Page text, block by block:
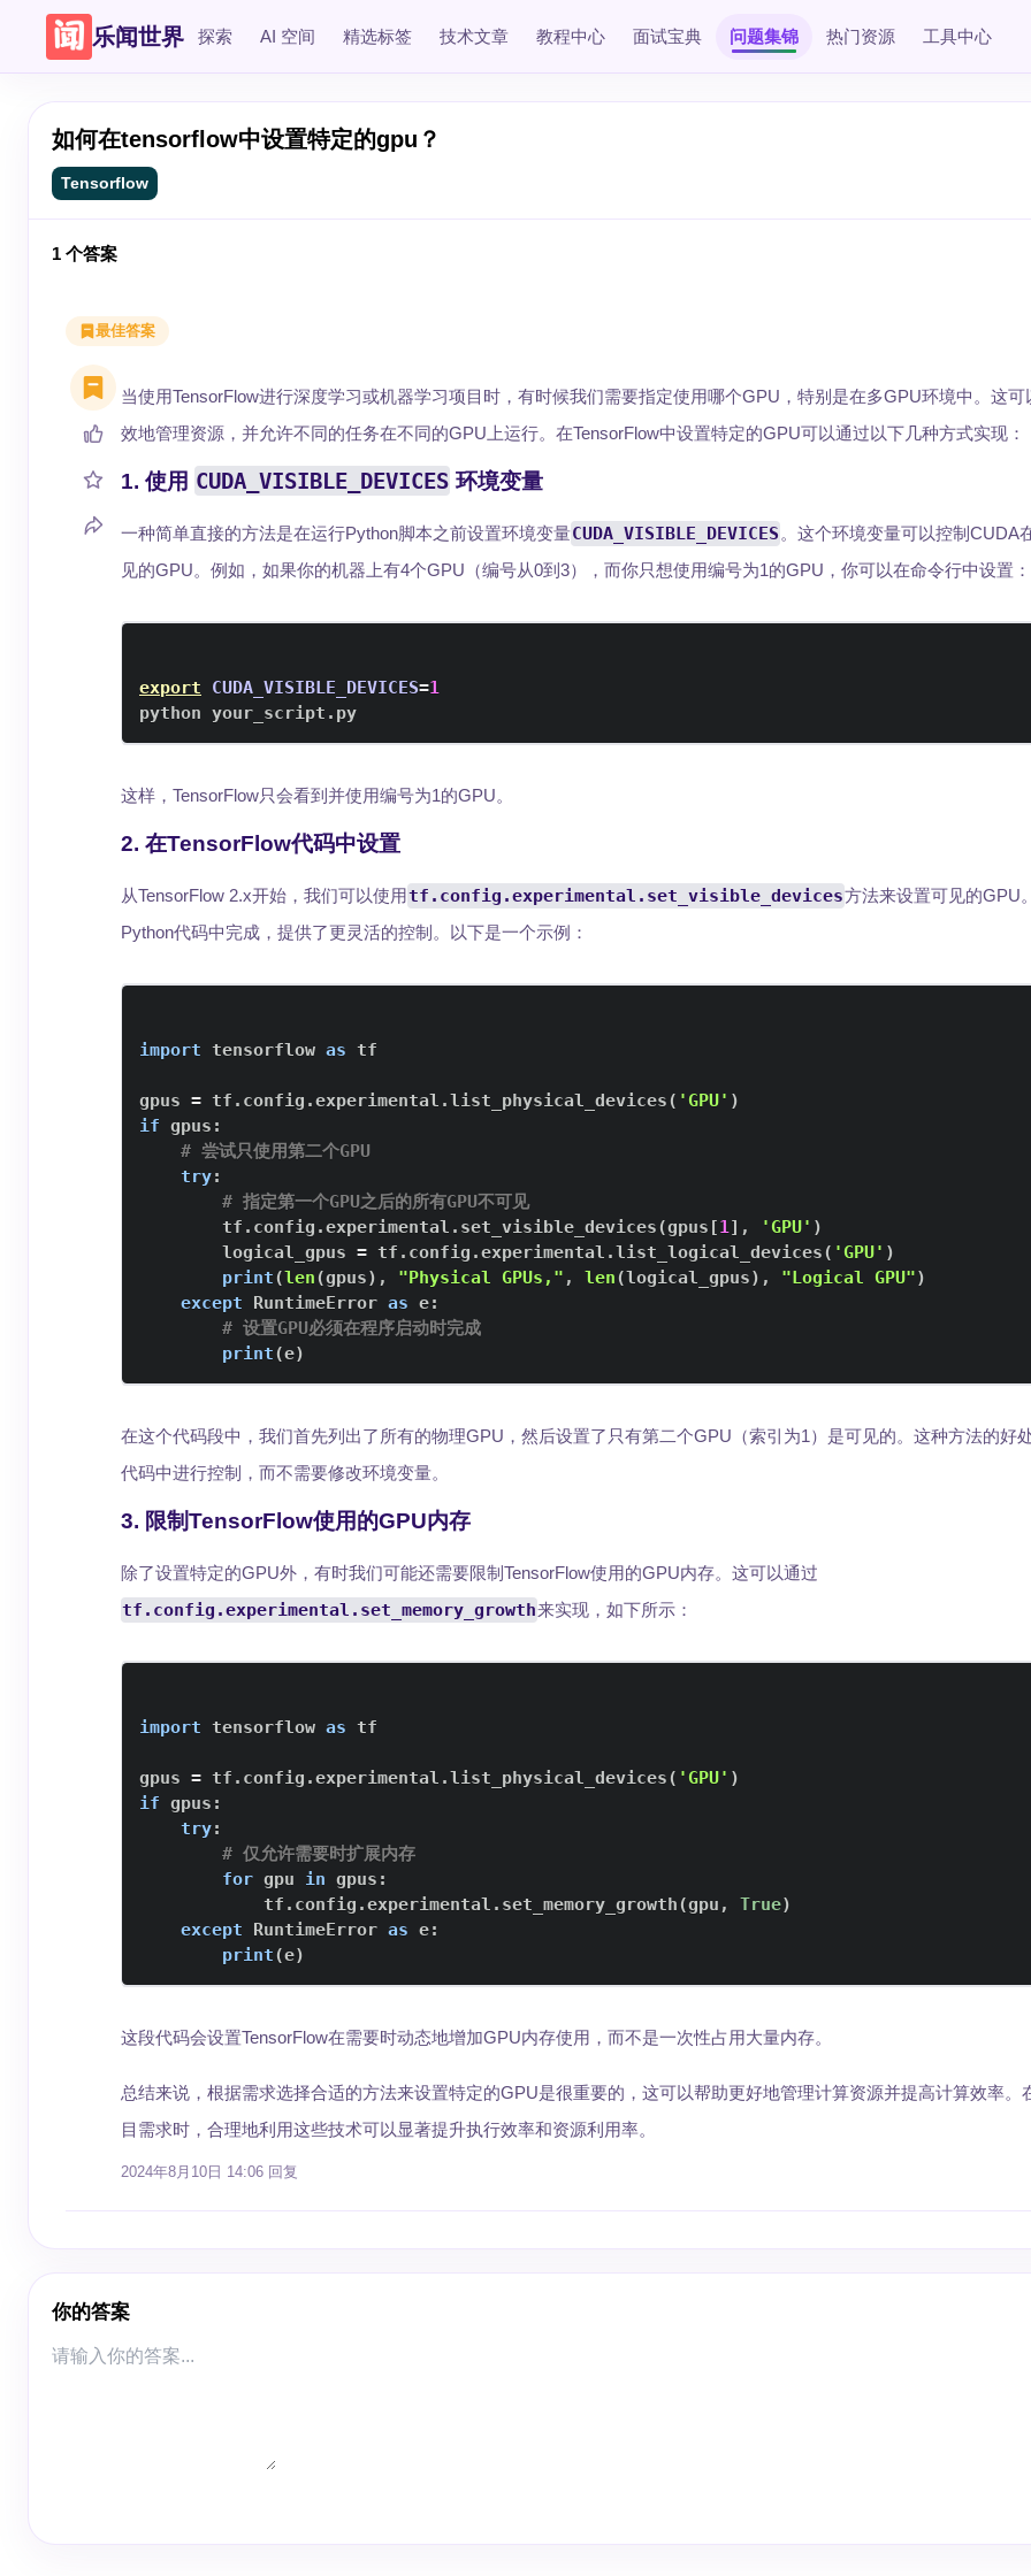
乐闻世界 探索 AI 空间 精选标签 技术文章 教程中心 面试宝典 问题集锦 热门资源 工具中心
如何在tensorflow中设置特定的gpu？
Tensorflow
1 个答案
最佳答案
当使用TensorFlow进行深度学习或机器学习项目时，有时候我们需要指定使用哪个GPU，特别是在多GPU环境中。这
效地管理资源，并允许不同的任务在不同的GPU上运行。在TensorFlow中设置特定的GPU可以通过以下几种方式实现：
1. 使用 CUDA_VISIBLE_DEVICES 环境变量
一种简单直接的方法是在运行Python脚本之前设置环境变量CUDA_VISIBLE_DEVICES 。这个环境变量可以控制CUDA
见的GPU。例如，如果你的机器上有4个GPU（编号从0到3），而你只想使用编号为1的GPU，你可以在命令行中设置：
export CUDA_VISIBLE_DEVICES=1
python your_script.py
这样，TensorFlow只会看到并使用编号为1的GPU。
2. 在TensorFlow代码中设置
从TensorFlow 2.x开始，我们可以使用tf.config.experimental.set_visible_devices方法来设置可见的GPU
Python代码中完成，提供了更灵活的控制。以下是一个示例：
import tensorflow as
gpus = tf . config .experimental .list_physical_devices( 'GPU' )
if gpus :
# 尝试只使用第二个GPU
try:
# 指定第一个GPU之后的所有GPU不可见
        tf
. config .experimental . set_visible_devices(gpus [1] , 'GPU' )
        logical_gpus
= tf . config .experimental .list_logical_devices( 'GPU' )
print(len(gpus) , "Physical GPUs," , len(logical_gpus) , "Logical GPU")
except RuntimeError as e:
# 设置GPU必须在程序启动时完成
print(e)
在这个代码段中，我们首先列出了所有的物理GPU，然后设置了只有第二个GPU（索引为1）是可见的。这种方法的好
代码中进行控制，而不需要修改环境变量。
3. 限制TensorFlow使用的GPU内存
除了设置特定的GPU外，有时我们可能还需要限制TensorFlow使用的GPU内存。这可以通过
tf.config.experimental.set_memory_growth来实现，如下所示：
import tensorflow as
gpus = tf . config .experimental .list_physical_devices( 'GPU' )
if gpus :
try:
# 仅允许需要时扩展内存
for gpu in gpus :
            tf
. config .experimental . set_memory_growth(gpu , True)
except RuntimeError as e:
print(e)
这段代码会设置TensorFlow在需要时动态地增加GPU内存使用，而不是一次性占用大量内存。
总结来说，根据需求选择合适的方法来设置特定的GPU是很重要的，这可以帮助更好地管理计算资源并提高计算效率。
目需求时，合理地利用这些技术可以显著提升执行效率和资源利用率。
2024年8月10日 14:06 回复
你的答案